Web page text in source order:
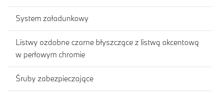
System załadunkowy
Listwy ozdobne czarne błyszczące z listwą akcentową
w perłowym chromie
Śruby zabezpieczające